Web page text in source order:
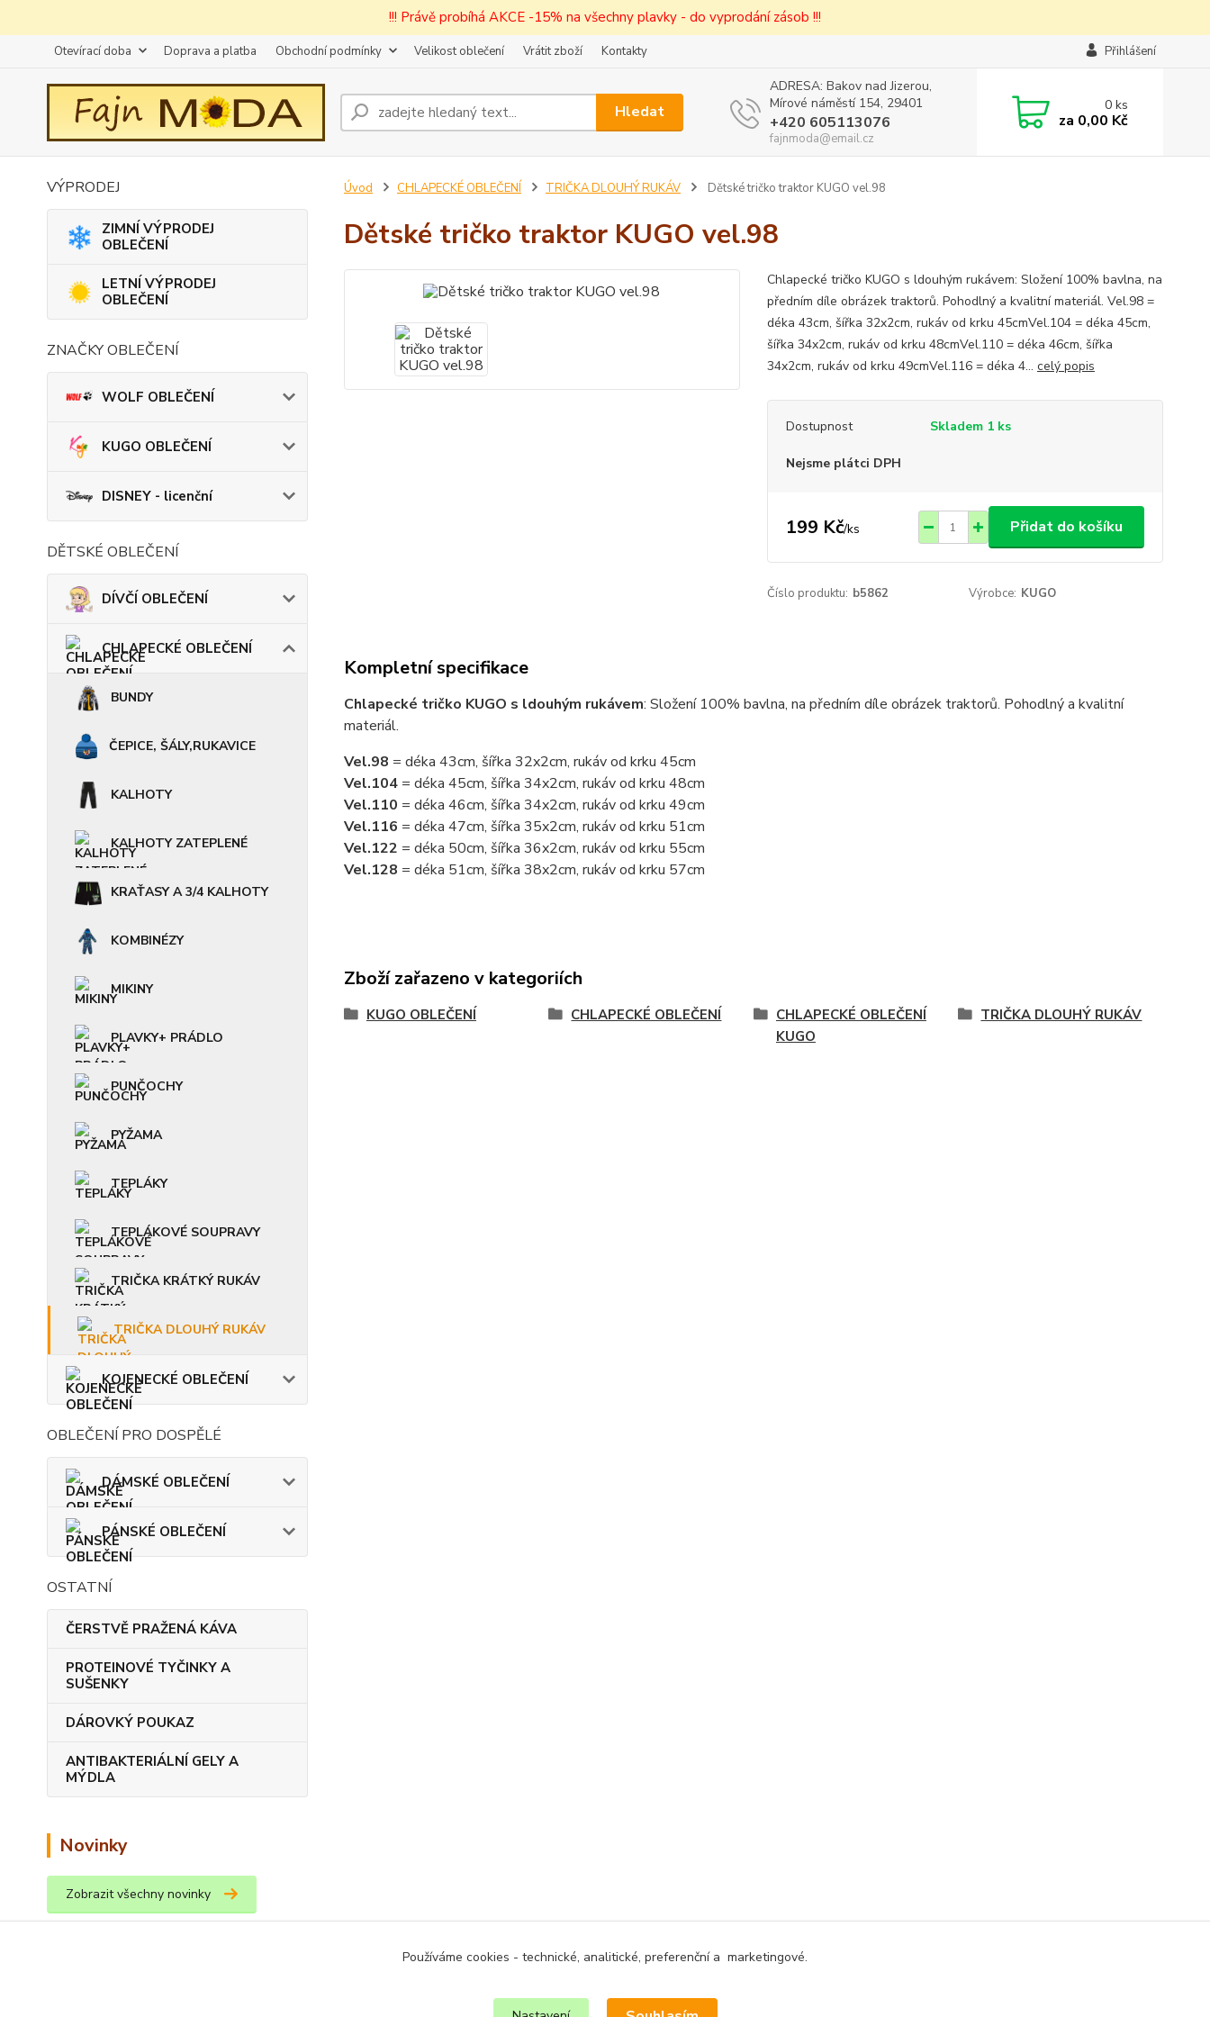
!!! Právě probíhá AKCE -15% na všechny plavky - do vyprodání zásob !!!
Otevírací doba Doprava a platba Obchodní podmínky Velikost oblečení Vrátit zboží Kontakty Přihlášení
Hledat
ADRESA: Bakov nad Jizerou,
Mírové náměstí 154, 29401
+420 605113076
fajnmoda@email.cz
0ks
za 0,00 Kč
VÝPRODEJ
ZIMNÍ VÝPRODEJ
OBLEČENÍ
LETNÍ VÝPRODEJ
OBLEČENÍ
ZNAČKY OBLEČENÍ
WOLF OBLEČENÍ
KUGO OBLEČENÍ
DISNEY - licenční
DĚTSKÉ OBLEČENÍ
DÍVČÍ OBLEČENÍ
CHLAPECKÉ OBLEČENÍ
BUNDY
ČEPICE, ŠÁLY,RUKAVICE
KALHOTY
KALHOTY ZATEPLENÉ
KRAŤASY A 3/4 KALHOTY
KOMBINÉZY
MIKINY
PLAVKY+ PRÁDLO
PUNČOCHY
PYŽAMA
TEPLÁKY
TEPLÁKOVÉ SOUPRAVY
TRIČKA KRÁTKÝ RUKÁV
TRIČKA DLOUHÝ RUKÁV
KOJENECKÉ OBLEČENÍ
OBLEČENÍ PRO DOSPĚLÉ
DÁMSKÉ OBLEČENÍ
PÁNSKÉ OBLEČENÍ
OSTATNÍ
ČERSTVĚ PRAŽENÁ KÁVA
PROTEINOVÉ TYČINKY A
SUŠENKY
DÁROVKÝ POUKAZ
ANTIBAKTERIÁLNÍ GELY A
MÝDLA
Novinky
Zobrazit všechny novinky
Úvod CHLAPECKÉ OBLEČENÍ TRIČKA DLOUHÝ RUKÁV Dětské tričko traktor KUGO vel.98
Dětské tričko traktor KUGO vel.98
Chlapecké tričko KUGO s ldouhým rukávem: Složení 100% bavlna, na
předním díle obrázek traktorů. Pohodlný a kvalitní materiál. Vel.98 =
déka 43cm, šířka 32x2cm, rukáv od krku 45cmVel.104 = déka 45cm,
šířka 34x2cm, rukáv od krku 48cmVel.110 = déka 46cm, šířka
34x2cm, rukáv od krku 49cmVel.116 = déka 4... celý popis
Dostupnost Skladem 1 ks
Nejsme plátci DPH
199 Kč/ks Přidat do košíku
Číslo produktu: b5862 Výrobce: KUGO
Kompletní specifikace
Chlapecké tričko KUGO s ldouhým rukávem: Složení 100% bavlna, na předním díle obrázek traktorů. Pohodlný a kvalitní
materiál.
Vel.98 = déka 43cm, šířka 32x2cm, rukáv od krku 45cm
Vel.104 = déka 45cm, šířka 34x2cm, rukáv od krku 48cm
Vel.110 = déka 46cm, šířka 34x2cm, rukáv od krku 49cm
Vel.116 = déka 47cm, šířka 35x2cm, rukáv od krku 51cm
Vel.122 = déka 50cm, šířka 36x2cm, rukáv od krku 55cm
Vel.128 = déka 51cm, šířka 38x2cm, rukáv od krku 57cm
Zboží zařazeno v kategoriích
KUGO OBLEČENÍ CHLAPECKÉ OBLEČENÍ
CHLAPECKÉ OBLEČENÍ
KUGO
TRIČKA DLOUHÝ RUKÁV
Používáme cookies - technické, analitické, preferenční a marketingové.